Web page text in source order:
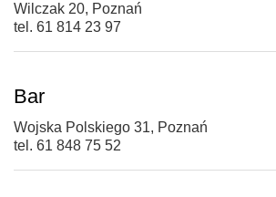
Wilczak 20, Poznań
tel. 61 814 23 97
Bar
Wojska Polskiego 31, Poznań
tel. 61 848 75 52